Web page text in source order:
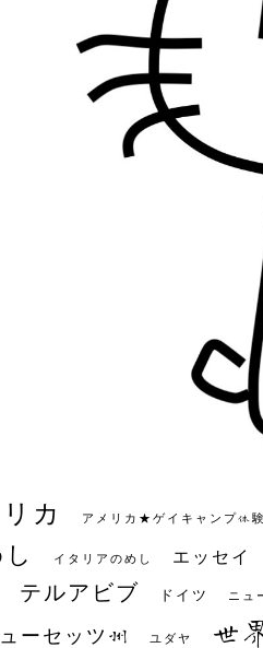
カ アメリカ★ゲイキャンプ体験
イタリアのめし エッセイ
テルアビブ ドイツ ニュ
ーセッツ州 ユダヤ 世